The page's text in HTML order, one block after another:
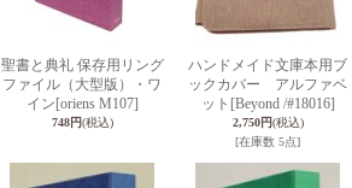
聖書と典礼 保存用リング
ファイル（大型版）・ワ
イン [oriens M107]
748円(税込)
ハンドメイド文庫本用ブ
ックカバー アルファベ
ット [Beyond /#18016]
2,750円(税込)
[在庫数 5点]